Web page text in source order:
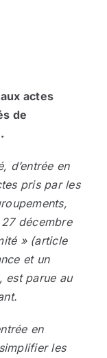
actes
de
d’entrée en
pris par les
décembre
» (article
et un
est parue au
en
les